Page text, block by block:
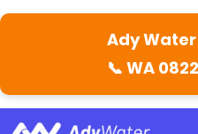
Ady
📞 WA